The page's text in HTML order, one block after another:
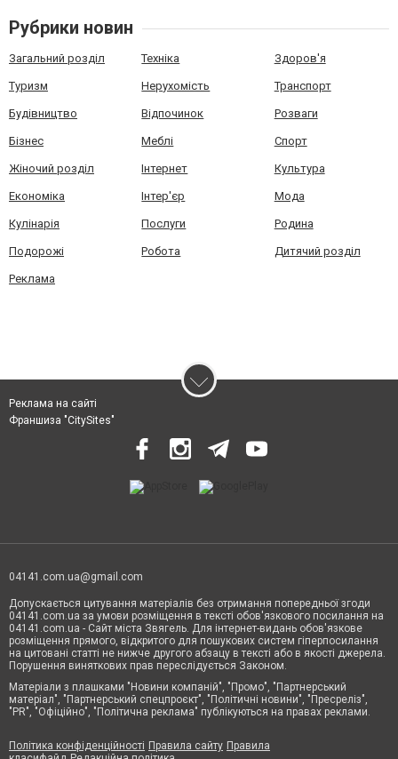
Рубрики новин
Загальний розділ Техніка Здоров'я
Туризм Нерухомість Транспорт
Будівництво Відпочинок Розваги
Бізнес Меблі Спорт
Жіночий розділ Інтернет Культура
Економіка Інтер'єр Мода
Кулінарія Послуги Родина
Подорожі Робота Дитячий розділ
Реклама
Реклама на сайті
Франшиза "CitySites"
04141.com.ua@gmail.com
Допускається цитування матеріалів без отримання попередньої згоди
04141.com.ua за умови розміщення в тексті обов'язкового посилання на
04141.com.ua - Сайт міста Звягель. Для інтернет-видань обов'язкове
розміщення прямого, відкритого для пошукових систем гіперпосилання
на цитовані статті не нижче другого абзацу в тексті або в якості джерела.
Порушення виняткових прав переслідується Законом.
Матеріали з плашками "Новини компаній", "Промо", "Партнерський
матеріал", "Партнерський спецпроєкт", "Політичні новини", "Пресреліз",
"PR", "Офіційно", "Політична реклама" публікуються на правах реклами.
Політика конфіденційності Правила сайту Правила